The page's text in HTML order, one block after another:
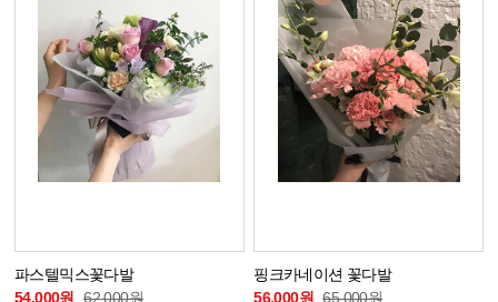
파스텔믹스꽃다발
54,000원
62,000원
핑크카네이션 꽃다발
56,000원
65,000원